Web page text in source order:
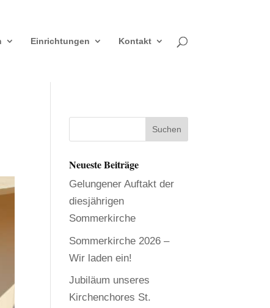
Einrichtungen Kontakt
Neueste Beiträge
Gelungener Auftakt der
diesjährigen
Sommerkirche
Sommerkirche 2026 –
Wir laden ein!
Jubiläum unseres
Kirchenchores St.